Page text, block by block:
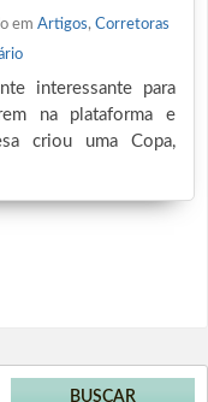
em Artigos, Corretoras
interessante para
na plataforma e
criou uma Copa,